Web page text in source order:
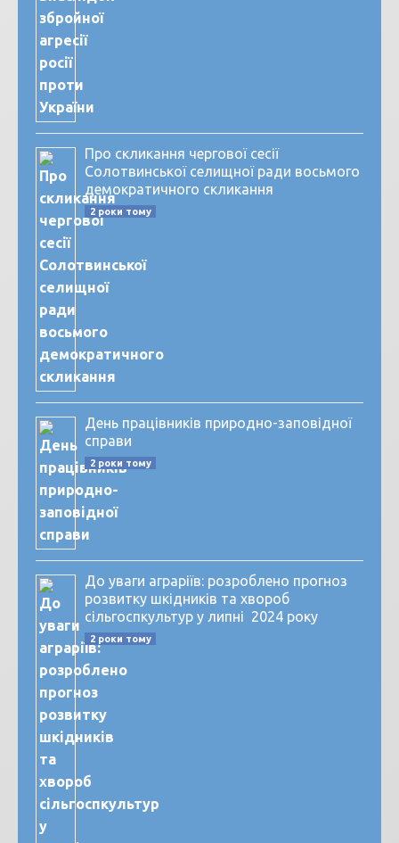
Про скликання чергової сесії
Солотвинської селищної ради восьмого
демократичного скликання
2 роки тому
День працівників природно-заповідної
справи
2 роки тому
До уваги аграріїв: розроблено прогноз
розвитку шкідників та хвороб
сільгоспкультур у липні 2024 року
2 роки тому